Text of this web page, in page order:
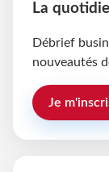
La
Débrief
nouveautés
Je